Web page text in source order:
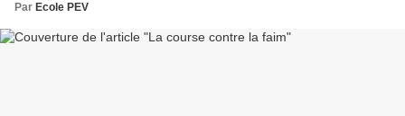
Par Ecole PEV